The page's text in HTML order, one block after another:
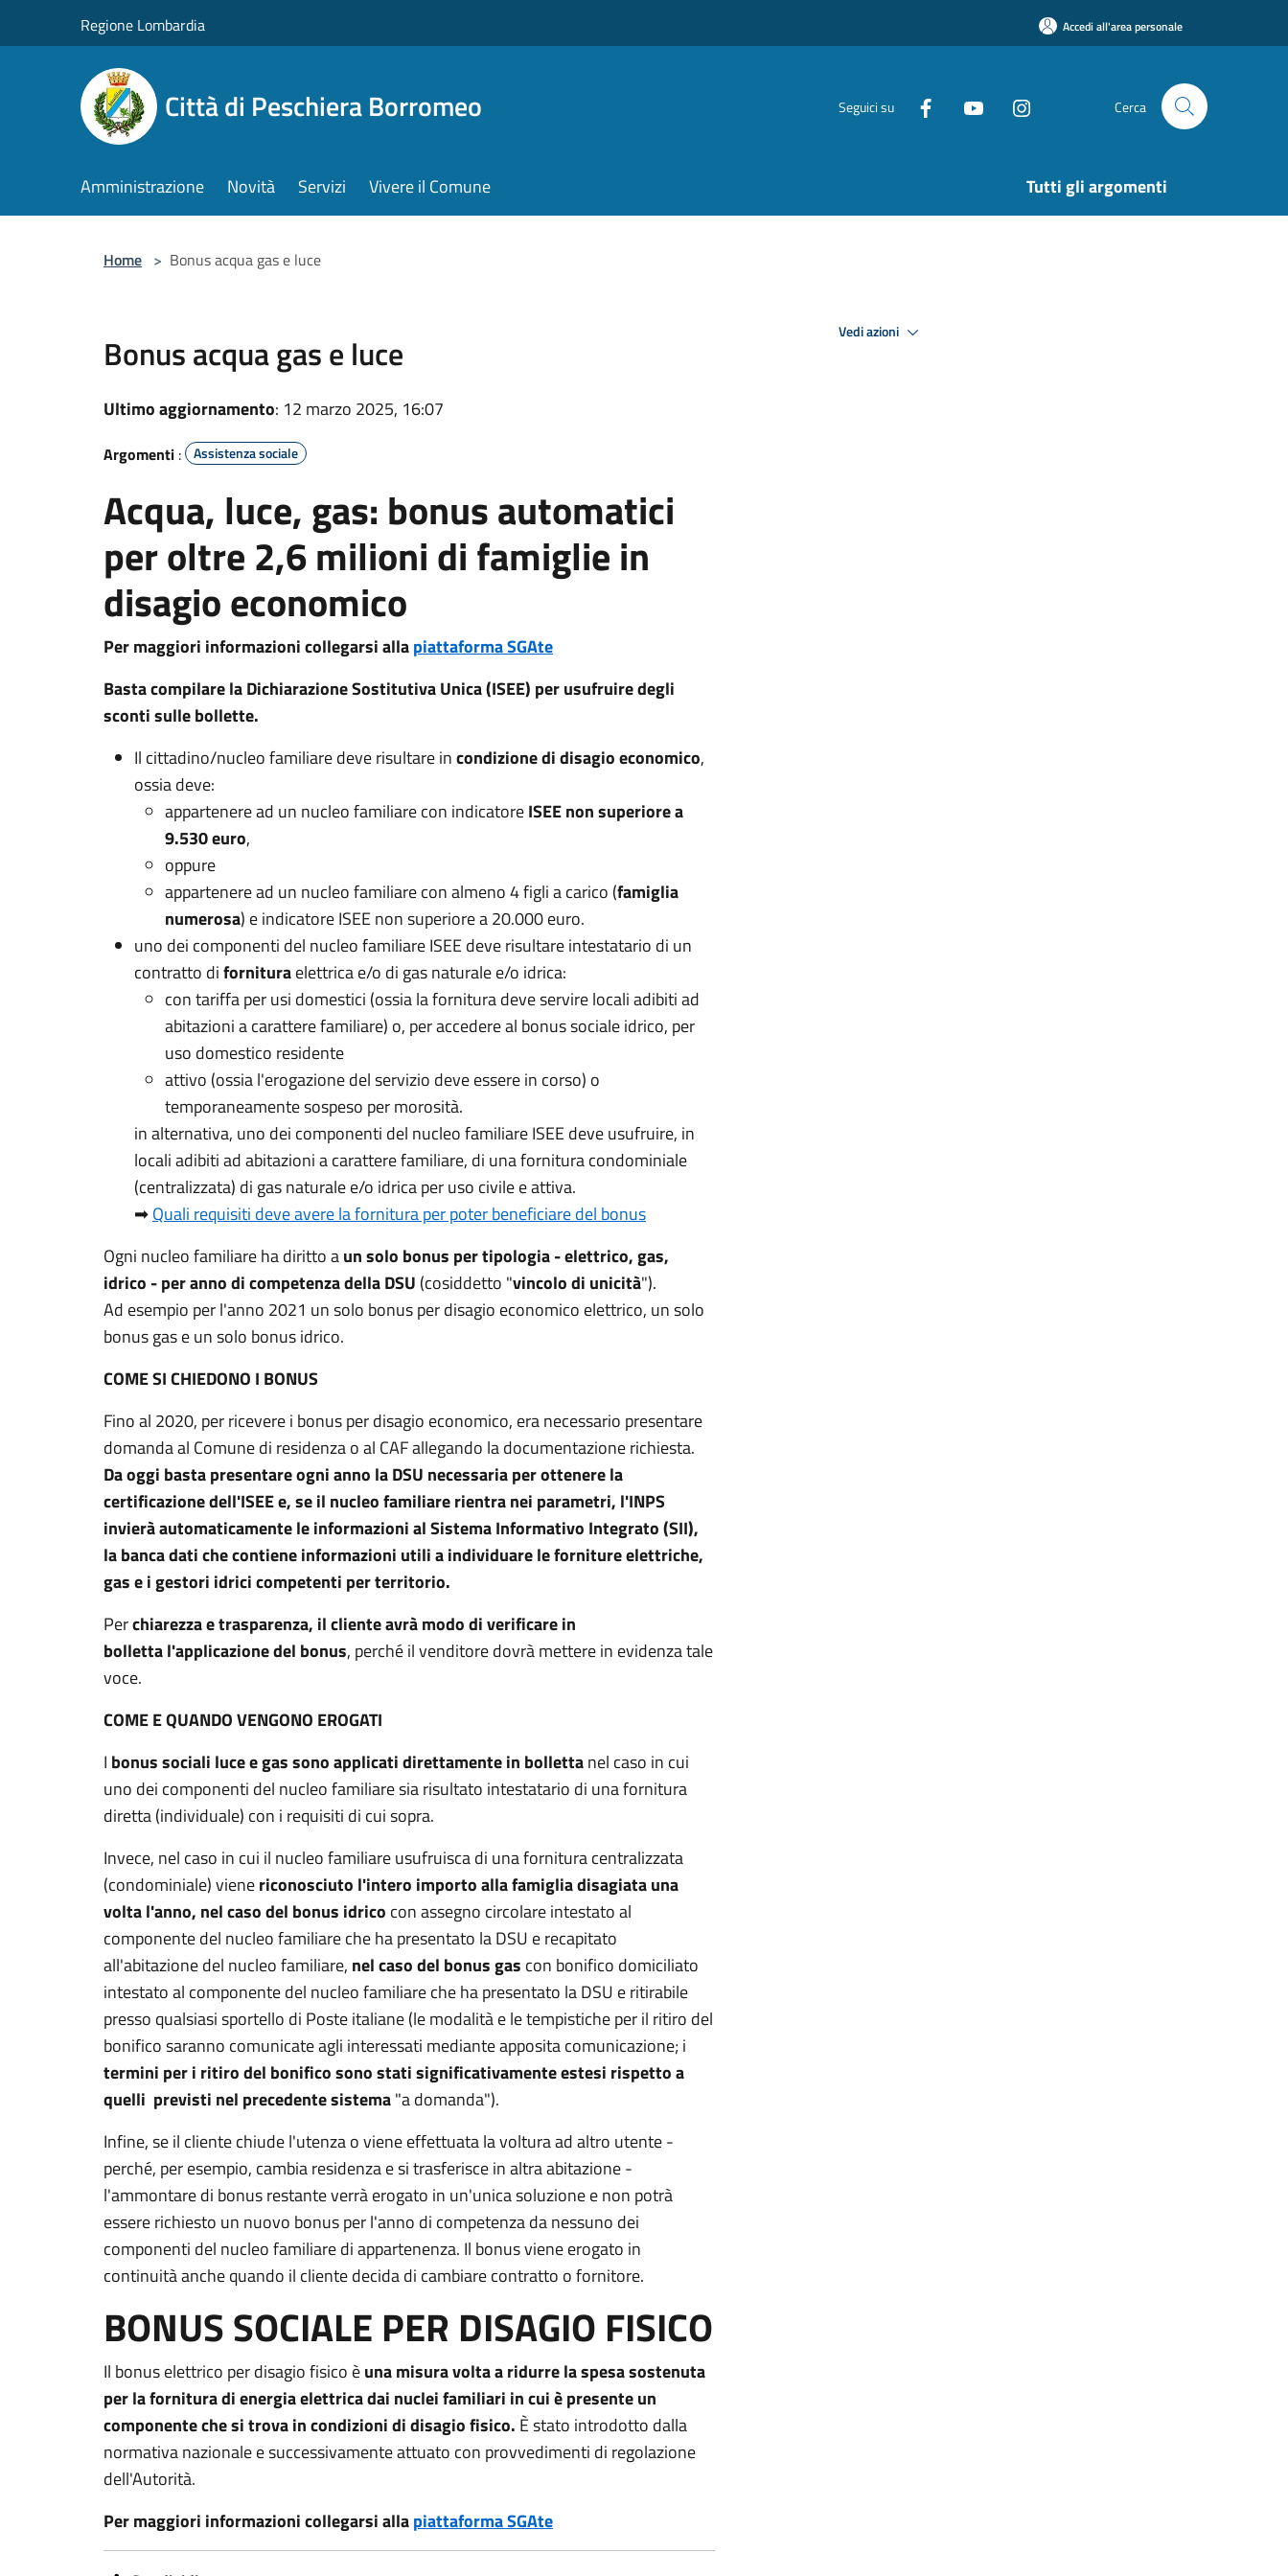
Regione Lombardia Accedi all'area personale
Città di Peschiera Borromeo Seguici su Cerca
Amministrazione Novità Servizi Vivere il Comune Tutti gli argomenti
Home > Bonus acqua gas e luce
Bonus acqua gas e luce
Ultimo aggiornamento: 12 marzo 2025, 16:07
Argomenti : Assistenza sociale
Acqua, luce, gas: bonus automatici
per oltre 2,6 milioni di famiglie in
disagio economico
Per maggiori informazioni collegarsi allapiattaforma SGAte
Basta compilare la Dichiarazione Sostitutiva Unica (ISEE) per usufruire degli
sconti sulle bollette.
Il cittadino/nucleo familiare deve risultare incondizione di disagio economico,
ossia deve:
appartenere ad un nucleo familiare con indicatoreISEE non superiore a
9.530 euro,
oppure
appartenere ad un nucleo familiare con almeno 4 figli a carico (famiglia
numerosa) e indicatore ISEE non superiore a 20.000 euro.
uno dei componenti del nucleo familiare ISEE deve risultare intestatario di un
contratto difornituraelettrica e/o di gas naturale e/o idrica:
con tariffa per usi domestici (ossia la fornitura deve servire locali adibiti ad
abitazioni a carattere familiare) o, per accedere al bonus sociale idrico, per
uso domestico residente
attivo (ossia l'erogazione del servizio deve essere in corso) o
temporaneamente sospeso per morosità.
in alternativa, uno dei componenti del nucleo familiare ISEE deve usufruire, in
locali adibiti ad abitazioni a carattere familiare, di una fornitura condominiale
(centralizzata) di gas naturale e/o idrica per uso civile e attiva.
➡Quali requisiti deve avere la fornitura per poter beneficiare del bonus
Ogni nucleo familiare ha diritto aun solo bonus per tipologia - elettrico, gas,
idrico - per anno di competenza della DSU (cosiddetto "vincolo di unicità").
Ad esempio per l'anno 2021 un solo bonus per disagio economico elettrico, un solo
bonus gas e un solo bonus idrico.
COME SI CHIEDONO I BONUS
Fino al 2020, per ricevere i bonus per disagio economico, era necessario presentare
domanda al Comune di residenza o al CAF allegando la documentazione richiesta.
Da oggi basta presentare ogni anno la DSU necessaria per ottenere la
certificazione dell'ISEE e, se il nucleo familiare rientra nei parametri, l'INPS
invierà automaticamente le informazioni al Sistema Informativo Integrato (SII),
la banca dati che contiene informazioni utili a individuare le forniture elettriche,
gas e i gestori idrici competenti per territorio.
Perchiarezza e trasparenza, il cliente avrà modo di verificare in
bolletta l'applicazione del bonus, perché il venditore dovrà mettere in evidenza tale
voce.
COME E QUANDO VENGONO EROGATI
I bonus sociali luce e gas sono applicati direttamente in bollettanel caso in cui
uno dei componenti del nucleo familiare sia risultato intestatario di una fornitura
diretta (individuale) con i requisiti di cui sopra.
Invece, nel caso in cui il nucleo familiare usufruisca di una fornitura centralizzata
(condominiale) vienericonosciuto l'intero importo alla famiglia disagiata una
volta l'anno, nel caso del bonus idrico con assegno circolare intestato al
componente del nucleo familiare che ha presentato la DSU e recapitato
all'abitazione del nucleo familiare, nel caso del bonus gas con bonifico domiciliato
intestato al componente del nucleo familiare che ha presentato la DSU e ritirabile
presso qualsiasi sportello di Poste italiane (le modalità e le tempistiche per il ritiro del
bonifico saranno comunicate agli interessati mediante apposita comunicazione; i
termini per i ritiro del bonifico sono stati significativamente estesi rispetto a
quelli previsti nel precedente sistema"a domanda").
Infine, se il cliente chiude l'utenza o viene effettuata la voltura ad altro utente -
perché, per esempio, cambia residenza e si trasferisce in altra abitazione -
l'ammontare di bonus restante verrà erogato in un'unica soluzione e non potrà
essere richiesto un nuovo bonus per l'anno di competenza da nessuno dei
componenti del nucleo familiare di appartenenza. Il bonus viene erogato in
continuità anche quando il cliente decida di cambiare contratto o fornitore.
BONUS SOCIALE PER DISAGIO FISICO
Il bonus elettrico per disagio fisico èuna misura volta a ridurre la spesa sostenuta
per la fornitura di energia elettrica dai nuclei familiari in cui è presente un
componente che si trova in condizioni di disagio fisico. È stato introdotto dalla
normativa nazionale e successivamente attuato con provvedimenti di regolazione
dell'Autorità.
Per maggiori informazioni collegarsi allapiattaforma SGAte
Vedi azioni